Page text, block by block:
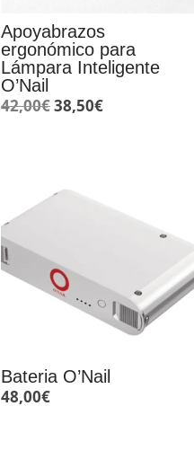
Apoyabrazos
ergonómico para
Lámpara Inteligente
O’Nail
42,00€El
42,00€.
38,50€El
Bateria O’Nail
48,00€